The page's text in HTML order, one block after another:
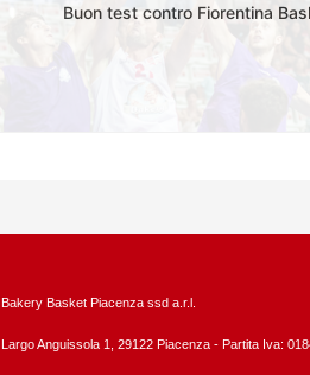
Buon test contro Fiorentina
Bakery Basket Piacenza ssd a.r.l.
Largo Anguissola 1, 29122 Piacenza - Partita Iva: